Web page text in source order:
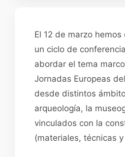
El 12 de marzo
un ciclo de
abordar el tema
Jornadas Europeas
desde distintos
arqueología, la
vinculados con la
(materiales, técnicas